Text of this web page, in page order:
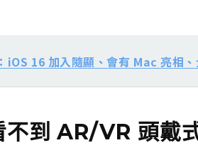
iOS 16 加入隨顯、會有 Mac 亮相
不到AR/VR 頭戴